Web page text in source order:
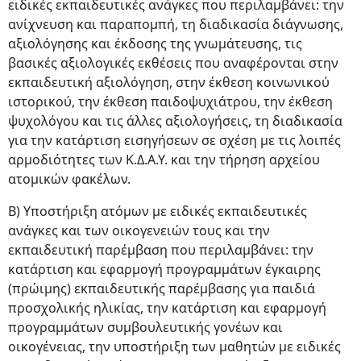
ειδικές εκπαιδευτικές ανάγκες που περιλαμβάνει: την
ανίχνευση και παραπομπή, τη διαδικασία διάγνωσης,
αξιολόγησης και έκδοσης της γνωμάτευσης, τις
βασικές αξιολογικές εκθέσεις που αναφέρονται στην
εκπαιδευτική αξιολόγηση, στην έκθεση κοινωνικού
ιστορικού, την έκθεση παιδοψυχιάτρου, την έκθεση
ψυχολόγου και τις άλλες αξιολογήσεις, τη διαδικασία
για την κατάρτιση εισηγήσεων σε σχέση με τις λοιπές
αρμοδιότητες των Κ.Δ.Α.Υ. και την τήρηση αρχείου
ατομικών φακέλων.
Β) Υποστήριξη ατόμων με ειδικές εκπαιδευτικές
ανάγκες και των οικογενειών τους και την
εκπαιδευτική παρέμβαση που περιλαμβάνει: την
κατάρτιση και εφαρμογή προγραμμάτων έγκαιρης
(πρώιμης) εκπαιδευτικής παρέμβασης για παιδιά
προσχολικής ηλικίας, την κατάρτιση και εφαρμογή
προγραμμάτων συμβουλευτικής γονέων και
οικογένειας, την υποστήριξη των μαθητών με ειδικές